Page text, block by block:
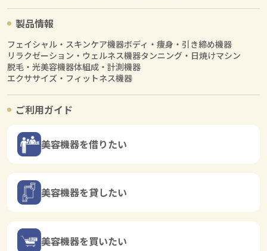
製品情報
フェイシャル・スキンケア機器ボディ・痩身・引き締め機器
リラクゼーション・ウェルネス機器タンニング・日焼けマシン
脱毛・光美容機器体組成・計測機器
エクササイズ・フィットネス機器
ご利用ガイド
美容機器を借りたい
美容機器を貸したい
美容機器を買いたい